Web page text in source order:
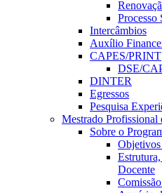
Processo
Intercâmbios
Auxílio
CAPES/PRINT
DSE/
DINTER
Egressos
Pesquisa
Mestrado Profissional
Sobre o
Docente